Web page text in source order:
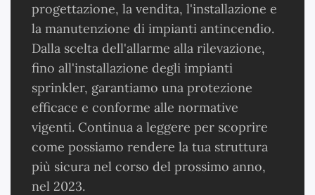
progettazione, la vendita, l'installazione e
la manutenzione di impianti antincendio.
Dalla scelta dell'allarme alla rilevazione,
fino all'installazione degli impianti
sprinkler, garantiamo una protezione
efficace e conforme alle normative
vigenti. Continua a leggere per scoprire
come possiamo rendere la tua struttura
più sicura nel corso del prossimo anno,
nel 2023.